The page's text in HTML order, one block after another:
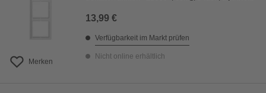
Merken
13,99 €
Verfügbarkeit im Markt prüfen
Nicht online erhältlich